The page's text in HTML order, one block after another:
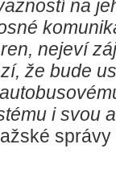
na
nejeví
že bude
i svou
správy